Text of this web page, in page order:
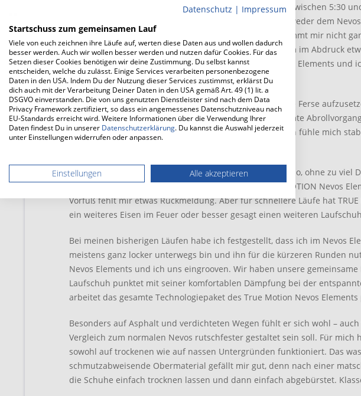
grundsätzlich beim lockeren Laufen im Wohlfühltempo zwischen 5:30
zwischen Rück- und Mittelfuß auf. Und dies scheint entweder dem
so hundertprozentig zu passen. Die Abrollbewegung kommt mir nicht
kippelig beim Aufsatz, in der Standphase recht stabil, um im Abdruck
Ob sich das rausläuft? Ob wir – der TRUE MOTION Nevos Elements und
gewöhnen müssen?
Ich werde etwas langsamer und versuche, mehr über die Ferse
Laufschuh und meiner Laufbewegung besser. Der gesamte
geschmeidiger. Das wirkt auf mich flüssiger als zuvor. Ich fühle mich
Also werde ich wieder flotter, steigere langsam das Tempo, ohne zu viel
passt ebenfalls besser in der Kombination „der TRUE MOTION Nevos
Vorfuß fehlt mir etwas Rückmeldung. Aber für schnellere Läufe hat
ein weiteres Eisen im Feuer oder besser gesagt einen weiteren
Bei meinen bisherigen Läufen habe ich festgestellt, dass ich im Nevos
meistens ganz locker unterwegs bin und ihn für die kürzeren Runden
Nevos Elements und ich uns eingrooven. Wir haben unsere gemeinsame
Laufschuh punktet mit seiner komfortablen Dämpfung bei der
arbeitet das gesamte Technologiepaket des True Motion Nevos
Besonders auf Asphalt und verdichteten Wegen fühlt er sich wohl –
Vergleich zum normalen Nevos rutschfester gestaltet sein soll. Für mich
sowohl auf trockenen wie auf nassen Untergründen funktioniert. Das
schmutzabweisende Obermaterial gefällt mir gut, denn nach einer
die Schuhe einfach trocknen lassen und dann einfach abgebürstet.
Datenschutz | Impressum
Startschuss zum gemeinsamen Lauf
Viele von euch zeichnen ihre Läufe auf, werten diese Daten aus und wollen dadurch
besser werden. Auch wir wollen besser werden und nutzen dafür Cookies. Für das
Setzen dieser Cookies benötigen wir deine Zustimmung. Du selbst kannst
entscheiden, welche du zulässt. Einige Services verarbeiten personenbezogene
Daten in den USA. Indem Du der Nutzung dieser Services zustimmst, erklärst Du
dich auch mit der Verarbeitung Deiner Daten in den USA gemäß Art. 49 (1) lit. a
DSGVO einverstanden. Die von uns genutzten Dienstleister sind nach dem Data
Privacy Framework zertifiziert, so dass ein angemessenes Datenschutzniveau nach
EU-Standards erreicht wird. Weitere Informationen über die Verwendung Ihrer
Daten findest Du in unserer Datenschutzerklärung. Du kannst die Auswahl jederzeit
unter Einstellungen widerrufen oder anpassen.
Einstellungen Alle akzeptieren